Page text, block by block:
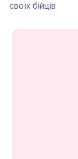
своїх бійців